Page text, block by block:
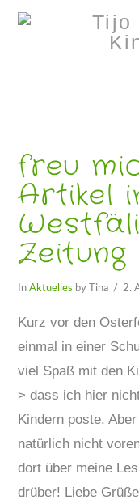
freu
Artikel
Zeitung
InAktuelles by Tina 2.
Kurz vor den
einmal in einer
viel Spaß mit den
> dass ich hier
Kindern poste.
natürlich nicht
dort über meine
drüber! Liebe Grüße